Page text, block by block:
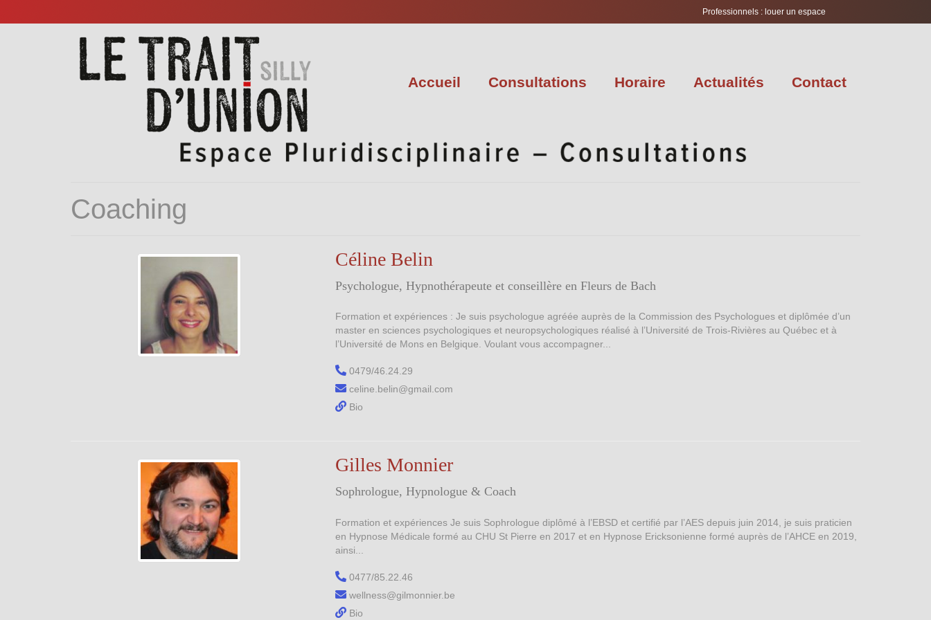
Professionnels : louer un espace
Accueil Consultations Horaire Actualités Contact
Coaching
Céline Belin
Psychologue, Hypnothérapeute et conseillère en Fleurs de Bach
Formation et expériences : Je suis psychologue agréée auprès de la Commission des Psychologues et diplômée d’un
master en sciences psychologiques et neuropsychologiques réalisé à l’Université de Trois-Rivières au Québec et à
l’Université de Mons en Belgique. Voulant vous accompagner...
0479/46.24.29
celine.belin@gmail.com
Bio
Gilles Monnier
Sophrologue, Hypnologue & Coach
Formation et expériences Je suis Sophrologue diplômé à l’EBSD et certifié par l’AES depuis juin 2014, je suis praticien
en Hypnose Médicale formé au CHU St Pierre en 2017 et en Hypnose Ericksonienne formé auprès de l’AHCE en 2019,
ainsi...
0477/85.22.46
wellness@gilmonnier.be
Bio